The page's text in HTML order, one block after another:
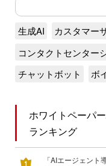
生成AI
カスタマー
コンタクトセンター
チャットボット
ボ
ホワイトペーパ
ランキング
「AIエージェン